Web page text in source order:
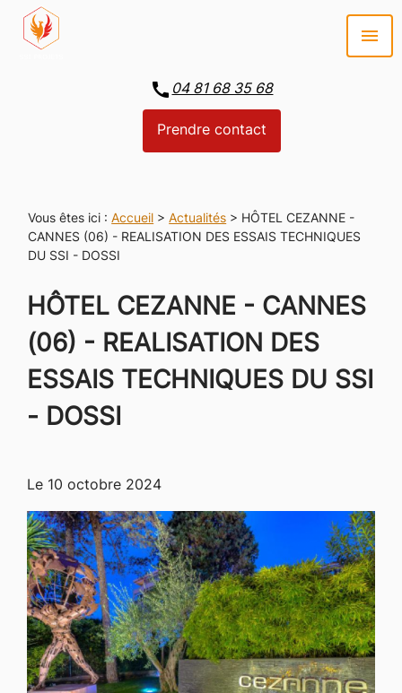
menu
call04 81 68 35 68
Prendre contact
Vous êtes ici : Accueil >Actualités > HÔTEL CEZANNE -
CANNES (06) - REALISATION DES ESSAIS TECHNIQUES
DU SSI - DOSSI
HÔTEL CEZANNE - CANNES
(06) - REALISATION DES
ESSAIS TECHNIQUES DU SSI
- DOSSI
Le 10 octobre 2024
Panneau de gestion des cookies